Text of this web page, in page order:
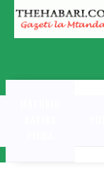
Skip
content